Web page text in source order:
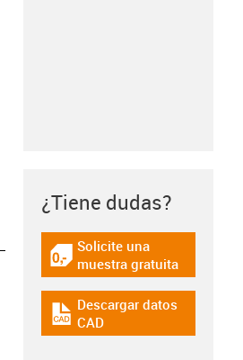
¿Tiene dudas?
igus-icon-gratismuster
Solicite una
muestra gratuita
igus-icon-cad-dateien
Descargar datos
CAD